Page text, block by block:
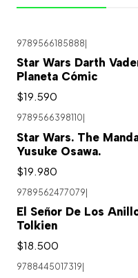
9789566185888
Star Wars Darth
Planeta Cómic
$19.590
9789566398110
Star Wars. The
Yusuke Osawa.
$19.980
9789562477079
El Señor De Los
Tolkien
$18.500
9788445017319